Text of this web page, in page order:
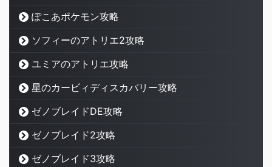
ぽこあポケモン攻略
ソフィーのアトリエ2攻略
ユミアのアトリエ攻略
星のカービィディスカバリー攻略
ゼノブレイドDE攻略
ゼノブレイド2攻略
ゼノブレイド3攻略